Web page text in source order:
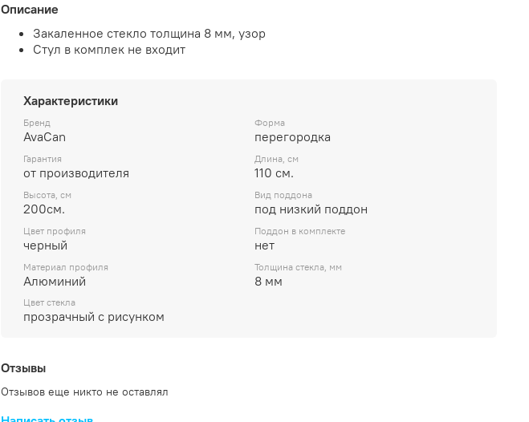
Описание
Закаленное стекло толщина 8 мм, узор
Стул в комплек не входит
Характеристики
Бренд
AvaCan
Форма
перегородка
Гарантия
от производителя
Длина, см
110 см.
Высота, см
200см.
Вид поддона
под низкий поддон
Цвет профиля
черный
Поддон в комплекте
нет
Материал профиля
Алюминий
Толщина стекла, мм
8 мм
Цвет стекла
прозрачный с рисунком
Отзывы
Отзывов еще никто не оставлял